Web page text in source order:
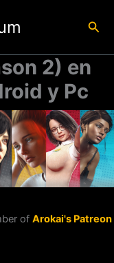
2) en
y Pc
of Arokai's Patreon